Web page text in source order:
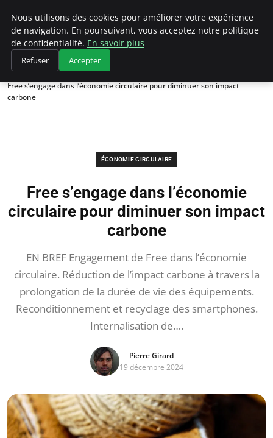
Climategatecountryclub.com
Accueil
Économie circulaire
Free s’engage dans l’économie circulaire pour diminuer son impact
carbone
ÉCONOMIE CIRCULAIRE
Free s’engage dans l’économie
circulaire pour diminuer son impact
carbone
EN BREF Engagement de Free dans l’économie
circulaire. Réduction de l’impact carbone à travers la
prolongation de la durée de vie des équipements.
Reconditionnement et recyclage des smartphones.
Internalisation de….
Pierre Girard
19 décembre 2024
Nous utilisons des cookies pour améliorer votre expérience
de navigation. En poursuivant, vous acceptez notre politique
de confidentialité. En savoir plus
Refuser Accepter